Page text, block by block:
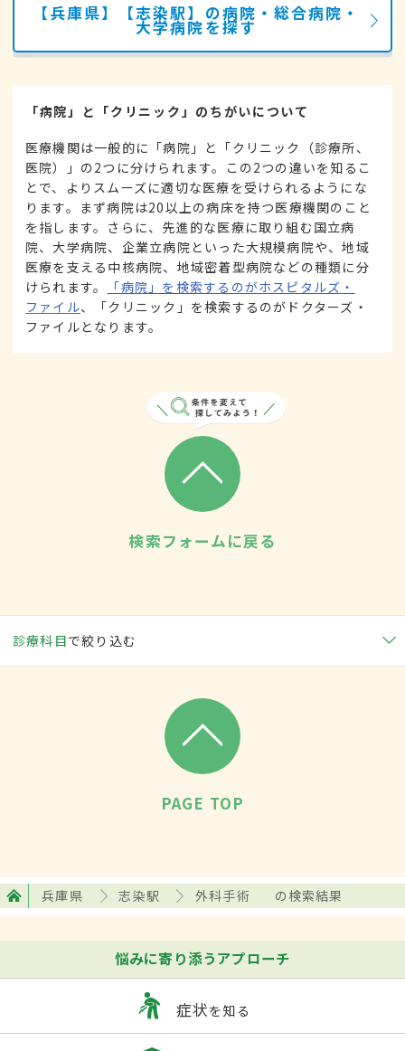
【兵庫県】【志染駅】の病院・総合病院・
大学病院を探す
「病院」と「クリニック」のちがいについて
医療機関は一般的に「病院」と「クリニック（診療所、
医院）」の2つに分けられます。この2つの違いを知るこ
とで、よりスムーズに適切な医療を受けられるようにな
ります。まず病院は20以上の病床を持つ医療機関のこと
を指します。さらに、先進的な医療に取り組む国立病
院、大学病院、企業立病院といった大規模病院や、地域
医療を支える中核病院、地域密着型病院などの種類に分
けられます。
「病院」を検索するのがホスピタルズ・
ファイル、「クリニック」を検索するのがドクターズ・
ファイルとなります。
検索フォームに戻る
診療科目で絞り込む
PAGE TOP
兵庫県 志染駅 外科手術 の検索結果
悩みに寄り添うアプローチ
症状を知る